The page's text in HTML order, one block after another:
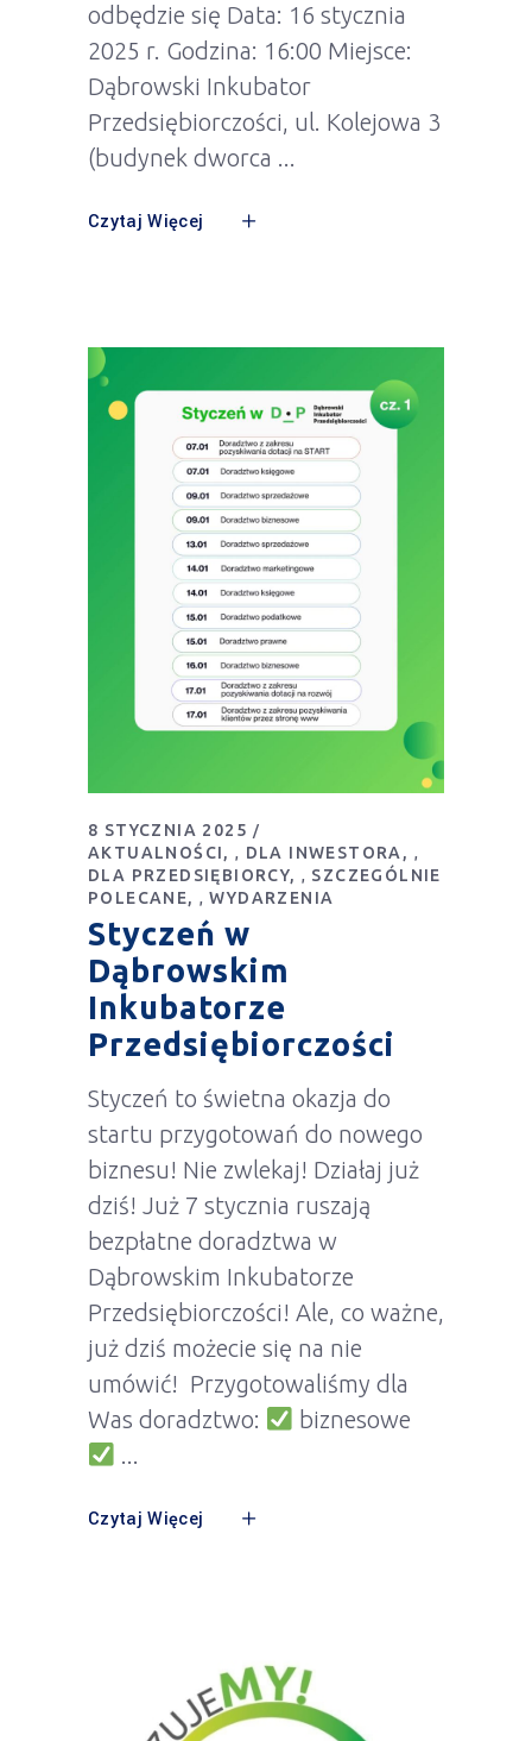
odbędzie się Data: 16 stycznia
2025 r. Godzina: 16:00 Miejsce:
Dąbrowski Inkubator
Przedsiębiorczości, ul. Kolejowa 3
(budynek dworca
Czytaj Więcej
8 STYCZNIA 2025
AKTUALNOŚCI
, DLA INWESTORA ,
DLA PRZEDSIĘBIORCY , SZCZEGÓLNIE
POLECANE
,WYDARZENIA
Styczeń w
Dąbrowskim
Inkubatorze
Przedsiębiorczości
Styczeń to świetna okazja do
startu przygotowań do nowego
biznesu! Nie zwlekaj! Działaj już
dziś! Już 7 stycznia ruszają
bezpłatne doradztwa w
Dąbrowskim Inkubatorze
Przedsiębiorczości! Ale, co ważne,
już dziś możecie się na nie
umówić! Przygotowaliśmy dla
Was doradztwo:
biznesowe
Czytaj Więcej